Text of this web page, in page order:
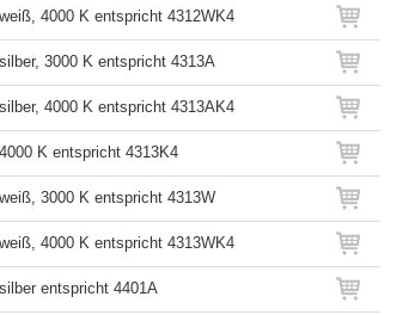
4000 K entspricht 4312WK4
3000 K entspricht 4313A
4000 K entspricht 4313AK4
K entspricht 4313K4
3000 K entspricht 4313W
4000 K entspricht 4313WK4
entspricht 4401A